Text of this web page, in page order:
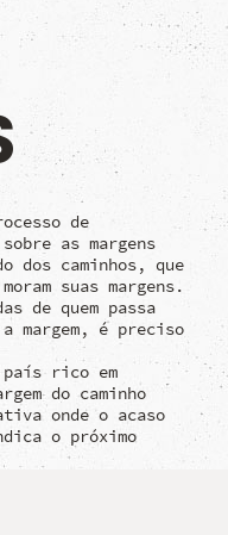
de
as margens
dos caminhos, que
suas margens.
de quem passa
margem, é preciso
país rico em
do caminho
onde o acaso
o próximo